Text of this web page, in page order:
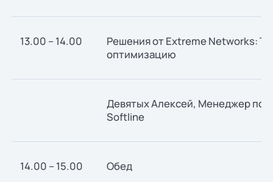
13.00 – 14.00
Решения от Extreme Networks:
оптимизацию
Девятых Алексей, Менеджер по
Softline
14.00 – 15.00 Обед